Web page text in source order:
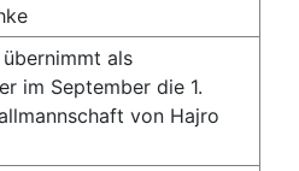
als
im September die 1.
von Hajro